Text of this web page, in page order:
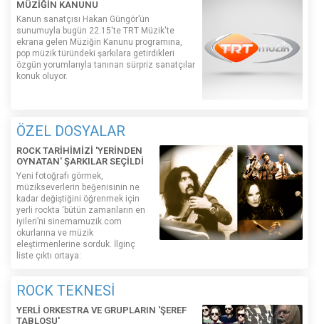
MÜZİĞİN KANUNU
Kanun sanatçısı Hakan Güngör’ün
sunumuyla bugün 22.15'te TRT Müzik'te
ekrana gelen Müziğin Kanunu programına,
pop müzik türündeki şarkılara getirdikleri
özgün yorumlarıyla tanınan sürpriz sanatçılar
konuk oluyor.
ÖZEL DOSYALAR
ROCK TARİHİMİZİ 'YERİNDEN
OYNATAN' ŞARKILAR SEÇİLDİ
Yeni fotoğrafı görmek,
müzikseverlerin beğenisinin ne
kadar değiştiğini öğrenmek için
yerli rockta ‘bütün zamanların en
iyileri’ni sinemamuzik.com
okurlarına ve müzik
eleştirmenlerine sorduk. İlginç
liste çıktı ortaya:
ROCK TEKNESİ
YERLİ ORKESTRA VE GRUPLARIN 'ŞEREF
TABLOSU'